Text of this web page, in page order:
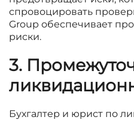
спровоцировать
Group обеспечивает
риски.
3.
Бухгалтер и юрист по